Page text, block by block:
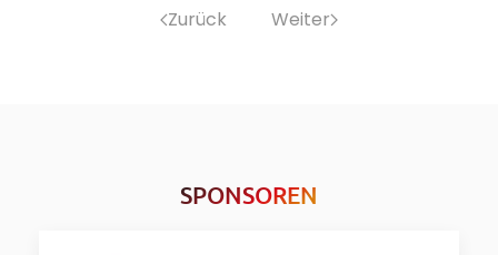
Zurück Weiter
SPONSOREN